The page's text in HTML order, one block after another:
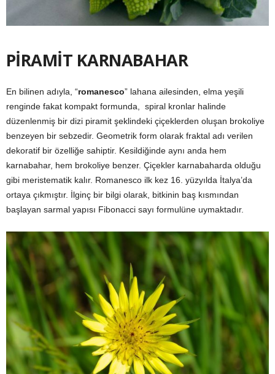
PİRAMİT KARNABAHAR
En bilinen adıyla, “romanesco” lahana ailesinden, elma yeşili
renginde fakat kompakt formunda, spiral kronlar halinde
düzenlenmiş bir dizi piramit şeklindeki çiçeklerden oluşan brokoliye
benzeyen bir sebzedir. Geometrik form olarak fraktal adı verilen
dekoratif bir özelliğe sahiptir. Kesildiğinde aynı anda hem
karnabahar, hem brokoliye benzer. Çiçekler karnabaharda olduğu
gibi meristematik kalır. Romanesco ilk kez 16. yüzyılda İtalya’da
ortaya çıkmıştır. İlginç bir bilgi olarak, bitkinin baş kısmından
başlayan sarmal yapısı Fibonacci sayı formulüne uymaktadır.